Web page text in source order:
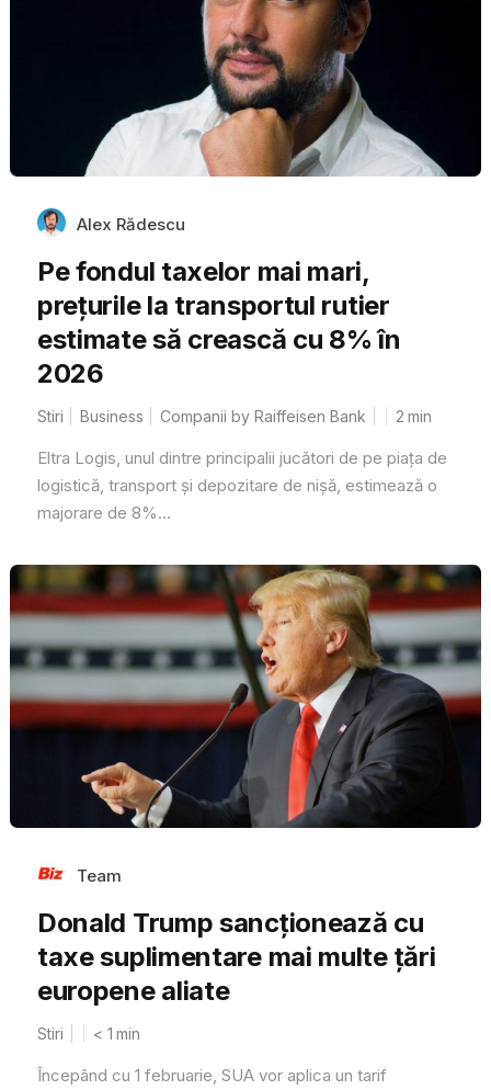
Alex Rădescu
Pe fondul taxelor mai mari,
prețurile la transportul rutier
estimate să crească cu 8% în
2026
Stiri Business Companii by Raiffeisen Bank 2 min
Eltra Logis, unul dintre principalii jucători de pe piața de
logistică, transport și depozitare de nișă, estimează o
majorare de 8%...
Team
Donald Trump sancționează cu
taxe suplimentare mai multe țări
europene aliate
Stiri < 1 min
Începând cu 1 februarie, SUA vor aplica un tarif